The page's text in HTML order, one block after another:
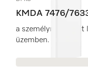
KMDA 7476/
a személyre szabott
üzemben.